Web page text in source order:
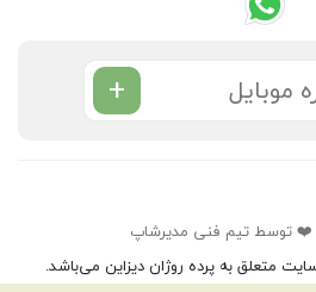
+
❤️ توسط تیم فنی مدیرشاپ
متعلق به پرده روژان دیزاین می‌باشد.